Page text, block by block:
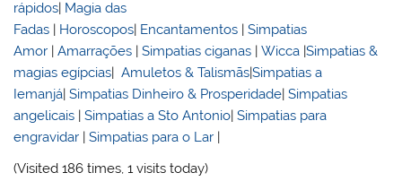
rápidos| Magia das
Fadas | Horoscopos| Encantamentos |Simpatias
Amor |Amarrações |Simpatias ciganas |Wicca |Simpatias &
magias egípcias|Amuletos & Talismãs|Simpatias a
Iemanjá|Simpatias Dinheiro & Prosperidade|Simpatias
angelicais |Simpatias a Sto Antonio|Simpatias para
engravidar |Simpatias para o Lar |
(Visited 186 times, 1 visits today)